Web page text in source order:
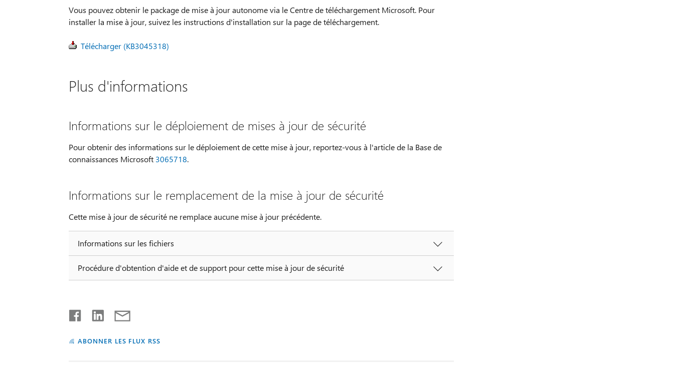
Vous pouvez obtenir le package de mise à jour autonome via le Centre de téléchargement Microsoft. Pour
installer la mise à jour, suivez les instructions d'installation sur la page de téléchargement.
Télécharger (KB3045318)
Plus d'informations
Informations sur le déploiement de mises à jour de sécurité
Pour obtenir des informations sur le déploiement de cette mise à jour, reportez-vous à l'article de la Base de
connaissances Microsoft 3065718.
Informations sur le remplacement de la mise à jour de sécurité
Cette mise à jour de sécurité ne remplace aucune mise à jour précédente.
Informations sur les fichiers
Procédure d'obtention d'aide et de support pour cette mise à jour de sécurité
ABONNER LES FLUX RSS